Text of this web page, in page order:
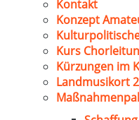
Kontakt
Konzept
Kurs
Kürzungen im
Landmusikort